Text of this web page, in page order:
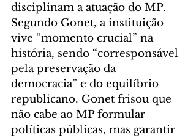
disciplinam a atuação do MP.
Segundo Gonet, a instituição
vive “momento crucial” na
história, sendo “corresponsável
pela preservação da
democracia” e do equilíbrio
republicano. Gonet frisou que
não cabe ao MP formular
políticas públicas, mas garantir